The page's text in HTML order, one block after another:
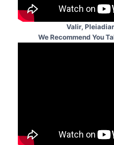
Valir,
We Recommend You